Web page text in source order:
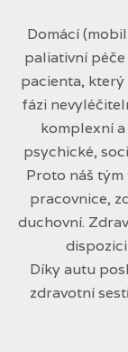
Domácí
paliativní
pacienta,
fázi
komplexní
psychické,
Proto náš
pracovnice,
duchovní.
Díky autu
zdravotní